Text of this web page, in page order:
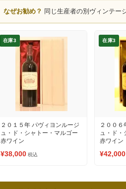
なぜお勧め？ 同じ生産者の別ヴィンテー
在庫3
２０１５年 パヴィヨンルージ
ュ・ド・シャトー・マルゴー
赤ワイン
¥38,000 税込
在庫3
２００６
ュ・ド・
赤ワイン
¥42,000